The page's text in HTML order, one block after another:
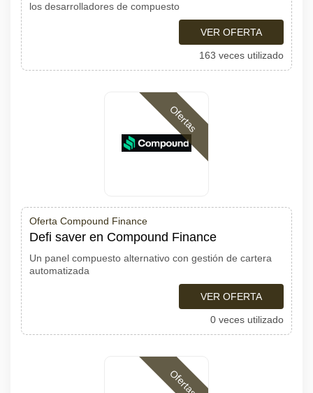
los desarrolladores de compuesto
VER OFERTA
163 veces utilizado
Ofertas
Oferta Compound Finance
Defi saver en Compound Finance
Un panel compuesto alternativo con gestión de cartera
automatizada
VER OFERTA
0 veces utilizado
Ofertas